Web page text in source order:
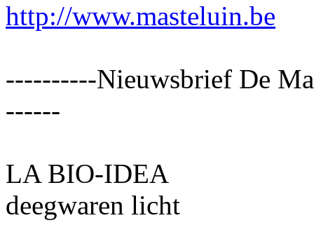
http://www.masteluin.be
----------Nieuwsbrief De
------
LA BIO-IDEA
deegwaren licht